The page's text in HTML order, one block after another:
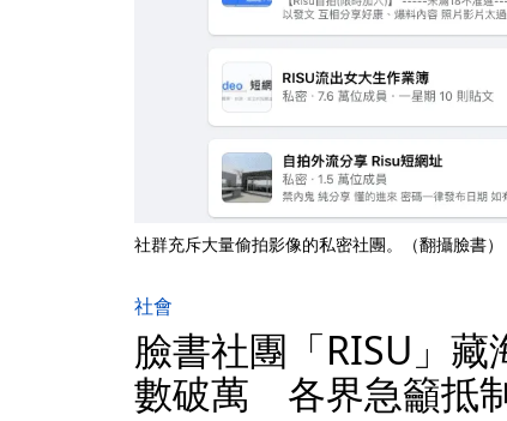
社群充斥大量偷拍影像的私密社團。（翻攝臉書）
社會
臉書社團「RISU」
數破萬 各界急籲抵